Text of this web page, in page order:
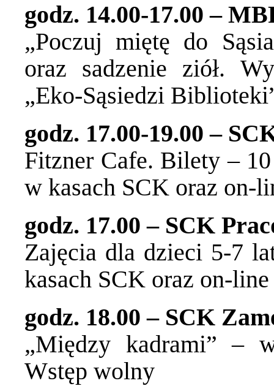
godz. 14.00-17.00 –
„Poczuj miętę do
oraz sadzenie ziół.
„Eko-Sąsiedzi
godz. 17.00-19.00 –
Fitzner Cafe. Bilety –
w kasach SCK oraz on-
godz. 17.00 – SCK
Zajęcia dla dzieci 5-7
kasach SCK oraz on-
godz. 18.00 – SCK
„Między kadrami” –
Wstęp wolny